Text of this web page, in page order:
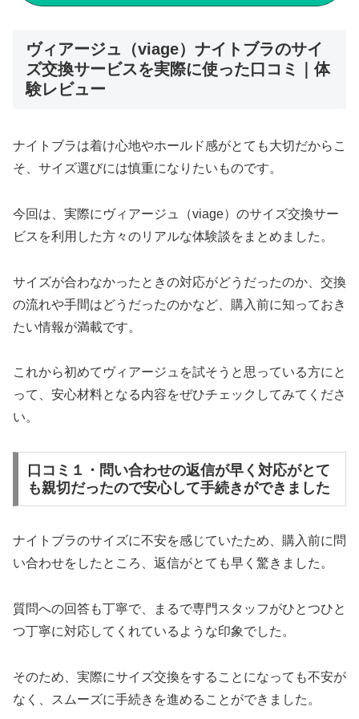
ヴィアージュ（viage）ナイトブラのサイ
ズ交換サービスを実際に使った口コミ｜体
験レビュー
ナイトブラは着け心地やホールド感がとても大切だからこ
そ、サイズ選びには慎重になりたいものです。
今回は、実際にヴィアージュ（viage）のサイズ交換サー
ビスを利用した方々のリアルな体験談をまとめました。
サイズが合わなかったときの対応がどうだったのか、交換
の流れや手間はどうだったのかなど、購入前に知っておき
たい情報が満載です。
これから初めてヴィアージュを試そうと思っている方にと
って、安心材料となる内容をぜひチェックしてみてくださ
い。
口コミ１・問い合わせの返信が早く対応がとて
も親切だったので安心して手続きができました
ナイトブラのサイズに不安を感じていたため、購入前に問
い合わせをしたところ、返信がとても早く驚きました。
質問への回答も丁寧で、まるで専門スタッフがひとつひと
つ丁寧に対応してくれているような印象でした。
そのため、実際にサイズ交換をすることになっても不安が
なく、スムーズに手続きを進めることができました。